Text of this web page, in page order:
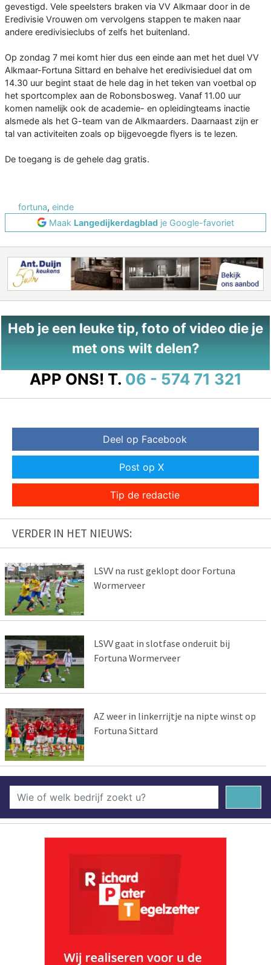
gevestigd. Vele speelsters braken via VV Alkmaar door in de
Eredivisie Vrouwen om vervolgens stappen te maken naar
andere eredivisieclubs of zelfs het buitenland.
Op zondag 7 mei komt hier dus een einde aan met het duel VV
Alkmaar-Fortuna Sittard en behalve het eredivisieduel dat om
14.30 uur begint staat de hele dag in het teken van voetbal op
het sportcomplex aan de Robonsbosweg. Vanaf 11.00 uur
komen namelijk ook de academie- en opleidingteams inactie
alsmede als het G-team van de Alkmaarders. Daarnaast zijn er
tal van activiteiten zoals op bijgevoegde flyers is te lezen.
De toegang is de gehele dag gratis.
fortuna, einde
Maak Langedijkerdagblad je Google-favoriet
Heb je een leuke tip, foto of video die je
met ons wilt delen?
APP ONS! T. 06 - 574 71 321
Deel op Facebook
Post op X
Tip de redactie
VERDER IN HET NIEUWS:
LSVV na rust geklopt door Fortuna
Wormerveer
LSVV gaat in slotfase onderuit bij
Fortuna Wormerveer
AZ weer in linkerrijtje na nipte winst op
Fortuna Sittard